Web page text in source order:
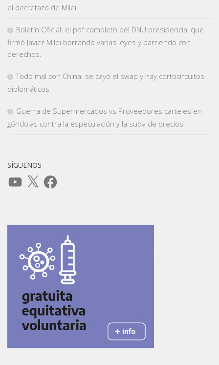
el decretazo de Milei
Boletín Oficial: el pdf completo del DNU presidencial que
firmó Javier Milei borrando varias leyes y barriendo con
derechos.
Todo mal con China: se cayó el swap y hay cortocircuitos
diplomáticos
Guerra de Supermercados vs Proveedores carteles en
góndolas contra la especulación y la suba de precios
SÍGUENOS
YouTube
X Facebook